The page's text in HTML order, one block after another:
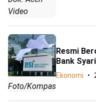
Video
Foto/Kompas
Resmi
Bank
Ekonomi